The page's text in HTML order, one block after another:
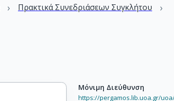
› Πρακτικά Συνεδριάσεων Συγκλήτου ›
Μόνιμη Διεύθυνση
https://pergamos.lib.uoa.gr/